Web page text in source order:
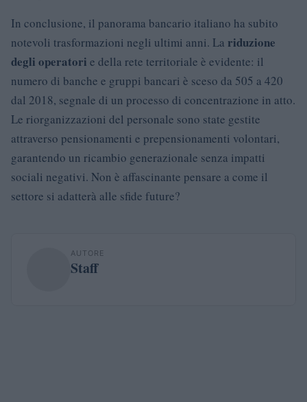
In conclusione, il panorama bancario italiano ha subito
notevoli trasformazioni negli ultimi anni. La riduzione
degli operatori e della rete territoriale è evidente: il
numero di banche e gruppi bancari è sceso da 505 a 420
dal 2018, segnale di un processo di concentrazione in atto.
Le riorganizzazioni del personale sono state gestite
attraverso pensionamenti e prepensionamenti volontari,
garantendo un ricambio generazionale senza impatti
sociali negativi. Non è affascinante pensare a come il
settore si adatterà alle sfide future?
AUTORE
Staff